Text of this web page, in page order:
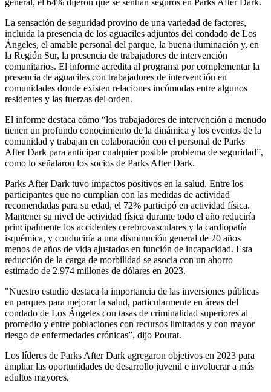
general, el 64% dijeron que se sentían seguros en Parks After Dark.
La sensación de seguridad provino de una variedad de factores,
incluida la presencia de los aguaciles adjuntos del condado de Los
Ángeles, el amable personal del parque, la buena iluminación y, en
la Región Sur, la presencia de trabajadores de intervención
comunitarios. El informe acredita al programa por complementar la
presencia de aguaciles con trabajadores de intervención en
comunidades donde existen relaciones incómodas entre algunos
residentes y las fuerzas del orden.
El informe destaca cómo “los trabajadores de intervención a menudo
tienen un profundo conocimiento de la dinámica y los eventos de la
comunidad y trabajan en colaboración con el personal de Parks
After Dark para anticipar cualquier posible problema de seguridad”,
como lo señalaron los socios de Parks After Dark.
Parks After Dark tuvo impactos positivos en la salud. Entre los
participantes que no cumplían con las medidas de actividad
recomendadas para su edad, el 72% participó en actividad física.
Mantener su nivel de actividad física durante todo el año reduciría
principalmente los accidentes cerebrovasculares y la cardiopatía
isquémica, y conduciría a una disminución general de 20 años
menos de años de vida ajustados en función de incapacidad. Esta
reducción de la carga de morbilidad se asocia con un ahorro
estimado de 2.974 millones de dólares en 2023.
"Nuestro estudio destaca la importancia de las inversiones públicas
en parques para mejorar la salud, particularmente en áreas del
condado de Los Ángeles con tasas de criminalidad superiores al
promedio y entre poblaciones con recursos limitados y con mayor
riesgo de enfermedades crónicas”, dijo Pourat.
Los líderes de Parks After Dark agregaron objetivos en 2023 para
ampliar las oportunidades de desarrollo juvenil e involucrar a más
adultos mayores.